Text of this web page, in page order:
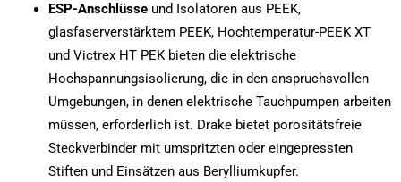
ESP-Anschlüsseund Isolatoren aus PEEK,
glasfaserverstärktem PEEK, Hochtemperatur-PEEK XT
und Victrex HT PEK bieten die elektrische
Hochspannungsisolierung, die in den anspruchsvollen
Umgebungen, in denen elektrische Tauchpumpen arbeiten
müssen, erforderlich ist. Drake bietet porositätsfreie
Steckverbinder mit umspritzten oder eingepressten
Stiften und Einsätzen aus Berylliumkupfer.